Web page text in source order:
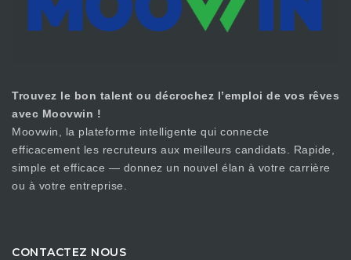
Trouvez le bon talent ou décrochez l’emploi de vos rêves
avec Moovwin !
Moovwin, la plateforme intelligente qui connecte
efficacement les recruteurs aux meilleurs candidats. Rapide,
simple et efficace — donnez un nouvel élan à votre carrière
ou à votre entreprise.
CONTACTEZ NOUS